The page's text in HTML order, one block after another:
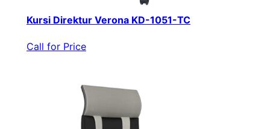
Kursi Direktur Verona KD-1051-TC
Call for Price